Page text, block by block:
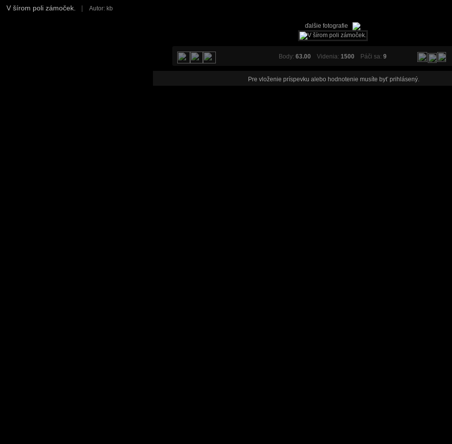
V šírom poli zámoček. | Autor: kb
ďalšie fotografie
Body: 63.00 Videnia: 1500 Páči sa: 9
Pre vloženie príspevku alebo hodnotenie musíte byť prihlásený.